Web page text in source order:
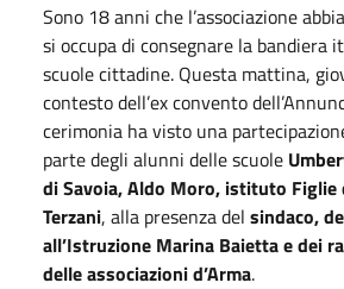
Sono 18 anni che l’associazione
si occupa di consegnare la bandiera
scuole cittadine. Questa mattina,
contesto dell’ex convento
cerimonia ha visto una
parte degli alunni delle scuole
di Savoia, Aldo Moro, istituto Figlie
Terzani, alla presenza del sindaco,
all’Istruzione Marina Baietta e dei
delle associazioni d’Arma.